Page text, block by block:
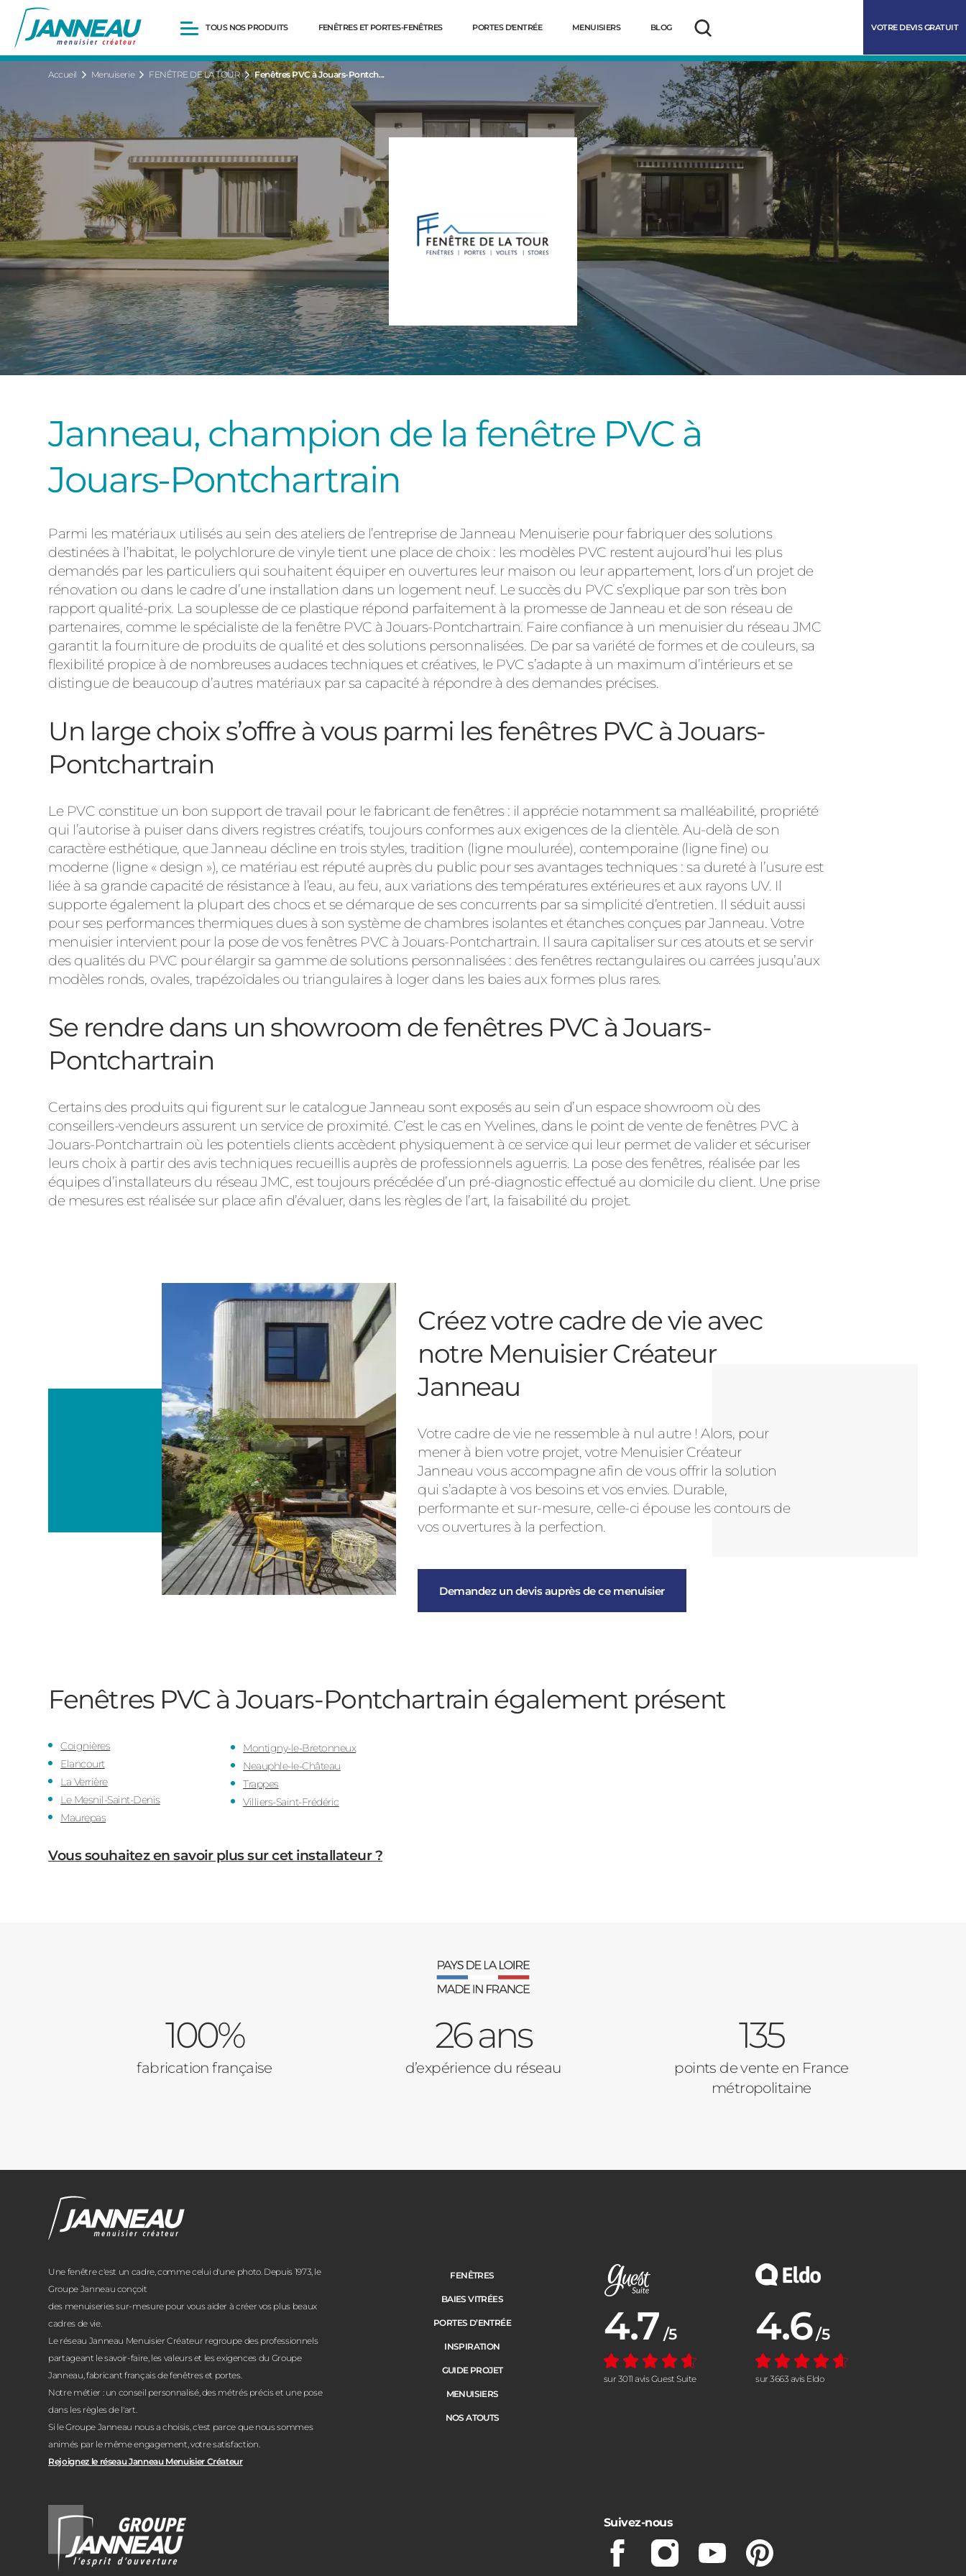
TOUS NOS PRODUITS
Portes d’entrée
Démarrer
Volets roulants
Portails et portillons
Carports
Clôtures
FENÊTRES ET PORTES-FENÊTRES PORTES D'ENTRÉE MENUISIERS BLOG
Rechercher
VOTRE DEVIS GRATUIT
Accueil Menuiserie FENÊTRE DE LA TOUR Fenêtres PVC à Jouars-Pontch...
Janneau, champion de la fenêtre PVC à
Jouars-Pontchartrain
Parmi les matériaux utilisés au sein des ateliers de l’entreprise de Janneau Menuiserie pour fabriquer des solutions
destinées à l’habitat, le polychlorure de vinyle tient une place de choix : les modèles PVC restent aujourd’hui les plus
demandés par les particuliers qui souhaitent équiper en ouvertures leur maison ou leur appartement, lors d’un projet de
rénovation ou dans le cadre d’une installation dans un logement neuf. Le succès du PVC s’explique par son très bon
rapport qualité-prix. La souplesse de ce plastique répond parfaitement à la promesse de Janneau et de son réseau de
partenaires, comme le spécialiste de la fenêtre PVC à Jouars-Pontchartrain. Faire confiance à un menuisier du réseau JMC
garantit la fourniture de produits de qualité et des solutions personnalisées. De par sa variété de formes et de couleurs, sa
flexibilité propice à de nombreuses audaces techniques et créatives, le PVC s’adapte à un maximum d’intérieurs et se
distingue de beaucoup d’autres matériaux par sa capacité à répondre à des demandes précises.
Un large choix s’offre à vous parmi les fenêtres PVC à Jouars-
Pontchartrain
Le PVC constitue un bon support de travail pour le fabricant de fenêtres : il apprécie notamment sa malléabilité, propriété
qui l’autorise à puiser dans divers registres créatifs, toujours conformes aux exigences de la clientèle. Au-delà de son
caractère esthétique, que Janneau décline en trois styles, tradition (ligne moulurée), contemporaine (ligne fine) ou
moderne (ligne « design »), ce matériau est réputé auprès du public pour ses avantages techniques : sa dureté à l’usure est
liée à sa grande capacité de résistance à l’eau, au feu, aux variations des températures extérieures et aux rayons UV. Il
supporte également la plupart des chocs et se démarque de ses concurrents par sa simplicité d’entretien. Il séduit aussi
pour ses performances thermiques dues à son système de chambres isolantes et étanches conçues par Janneau. Votre
menuisier intervient pour la pose de vos fenêtres PVC à Jouars-Pontchartrain. Il saura capitaliser sur ces atouts et se servir
des qualités du PVC pour élargir sa gamme de solutions personnalisées : des fenêtres rectangulaires ou carrées jusqu’aux
modèles ronds, ovales, trapézoïdales ou triangulaires à loger dans les baies aux formes plus rares.
Se rendre dans un showroom de fenêtres PVC à Jouars-
Pontchartrain
Certains des produits qui figurent sur le catalogue Janneau sont exposés au sein d’un espace showroom où des
conseillers-vendeurs assurent un service de proximité. C’est le cas en Yvelines, dans le point de vente de fenêtres PVC à
Jouars-Pontchartrain où les potentiels clients accèdent physiquement à ce service qui leur permet de valider et sécuriser
leurs choix à partir des avis techniques recueillis auprès de professionnels aguerris. La pose des fenêtres, réalisée par les
équipes d’installateurs du réseau JMC, est toujours précédée d’un pré-diagnostic effectué au domicile du client. Une prise
de mesures est réalisée sur place afin d’évaluer, dans les règles de l’art, la faisabilité du projet.
Créez votre cadre de vie avec
notre Menuisier Créateur
Janneau
Votre cadre de vie ne ressemble à nul autre ! Alors, pour
mener à bien votre projet, votre Menuisier Créateur
Janneau vous accompagne afin de vous offrir la solution
qui s’adapte à vos besoins et vos envies. Durable,
performante et sur-mesure, celle-ci épouse les contours de
vos ouvertures à la perfection.
Demandez un devis auprès de ce menuisier
Fenêtres PVC à Jouars-Pontchartrain également présent
Coignières
Elancourt
La Verrière
Le Mesnil-Saint-Denis
Maurepas
Montigny-le-Bretonneux
Neauphle-le-Château
Trappes
Villiers-Saint-Frédéric
Vous souhaitez en savoir plus sur cet installateur ?
100%
fabrication française
26 ans
d’expérience du réseau
135
points de vente en France
métropolitaine
Une fenêtre c'est un cadre, comme celui d'une photo. Depuis 1973, le
Groupe Janneau conçoit
des menuiseries sur-mesure pour vous aider à créer vos plus beaux
cadres de vie.
Le réseau Janneau Menuisier Créateur regroupe des professionnels
partageant le savoir-faire, les valeurs et les exigences du Groupe
Janneau, fabricant français de fenêtres et portes.
Notre métier : un conseil personnalisé, des métrés précis et une pose
dans les règles de l'art.
Si le Groupe Janneau nous a choisis, c'est parce que nous sommes
animés par le même engagement, votre satisfaction.
Rejoignez le réseau Janneau Menuisier Créateur
FENÊTRES
BAIES VITRÉES
PORTES D’ENTRÉE
INSPIRATION
GUIDE PROJET
MENUISIERS
NOS ATOUTS
Note moyenne :
4.7 /5
sur 3011 avis Guest Suite
Note moyenne :
4.6 /5
sur 3663 avis Eldo
Suivez-nous
FacebookInstagramYoutubePinterest